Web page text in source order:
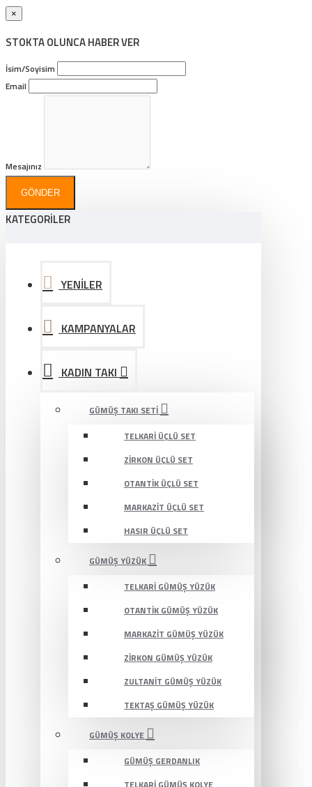
×
STOKTA OLUNCA HABER VER
İsim/Soyisim
Email
Mesajınız
GÖNDER
KATEGORİLER
YENİLER
KAMPANYALAR
KADIN TAKI
GÜMÜŞ TAKI SETI
TELKARI ÜÇLÜ SET
ZIRKON ÜÇLÜ SET
OTANTIK ÜÇLÜ SET
MARKAZIT ÜÇLÜ SET
HASIR ÜÇLÜ SET
GÜMÜŞ YÜZÜK
TELKARI GÜMÜŞ YÜZÜK
OTANTIK GÜMÜŞ YÜZÜK
MARKAZIT GÜMÜŞ YÜZÜK
ZIRKON GÜMÜŞ YÜZÜK
ZULTANIT GÜMÜŞ YÜZÜK
TEKTAŞ GÜMÜŞ YÜZÜK
GÜMÜŞ KOLYE
GÜMÜŞ GERDANLIK